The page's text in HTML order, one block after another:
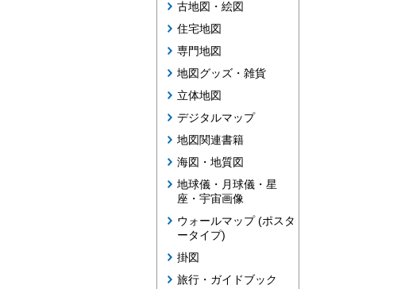
古地図・絵図
住宅地図
専門地図
地図グッズ・雑貨
立体地図
デジタルマップ
地図関連書籍
海図・地質図
地球儀・月球儀・星
座・宇宙画像
ウォールマップ (ポスタ
ータイプ)
掛図
旅行・ガイドブック